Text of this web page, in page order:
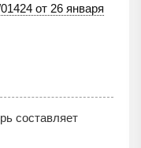
от 26 января
составляет